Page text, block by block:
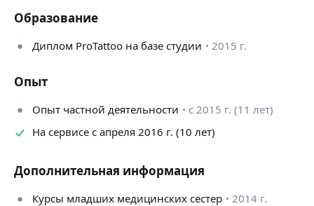
Образование
Диплом ProTattoo на базе студии 2015 г.
Опыт
Опыт частной деятельности
с 2015 г. (11 лет)
На сервисе с апреля 2016 г. (10 лет)
Дополнительная информация
Курсы младших медицинских сестер
2014 г.